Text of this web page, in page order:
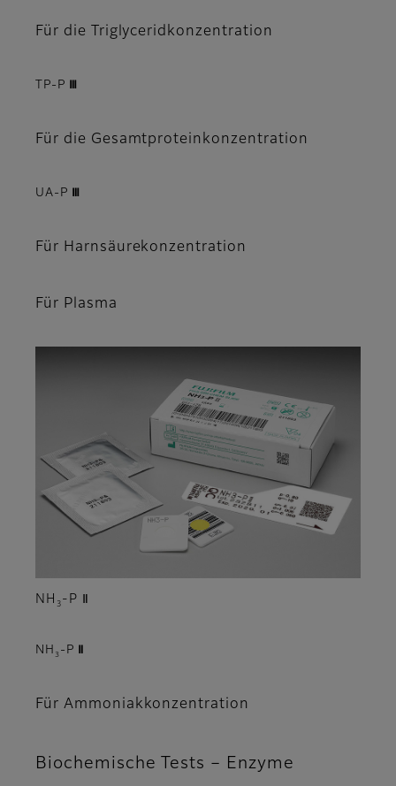
Für die Triglyceridkonzentration
TP-P Ⅲ
Für die Gesamtproteinkonzentration
UA-P Ⅲ
Für Harnsäurekonzentration
Für Plasma
NH 3 -P Ⅱ
NH 3 -P Ⅱ
Für Ammoniakkonzentration
Biochemische Tests – Enzyme